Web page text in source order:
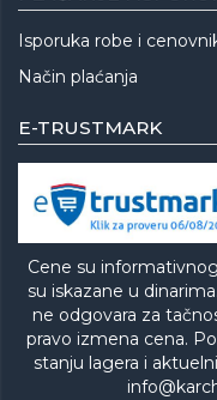
Isporuka robe i
Način plaćanja
E-TRUSTMARK
Cene su
su iskazane u
ne odgovara za
pravo izmena cena.
stanju lagera i